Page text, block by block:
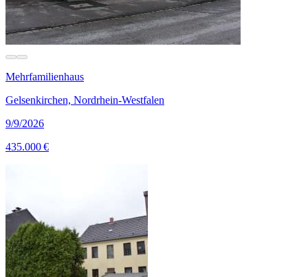
Mehrfamilienhaus
Gelsenkirchen, Nordrhein-Westfalen
9/9/2026
435.000 €